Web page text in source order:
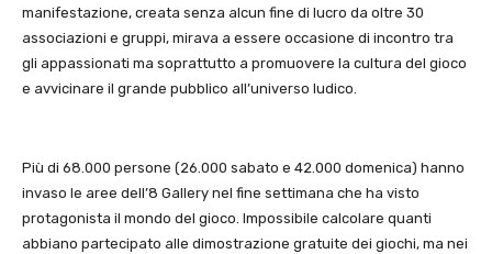
manifestazione, creata senza alcun fine di lucro da oltre 30
associazioni e gruppi, mirava a essere occasione di incontro tra
gli appassionati ma soprattutto a promuovere la cultura del gioco
e avvicinare il grande pubblico all’universo ludico.
Più di 68.000 persone (26.000 sabato e 42.000 domenica) hanno
invaso le aree dell’8 Gallery nel fine settimana che ha visto
protagonista il mondo del gioco. Impossibile calcolare quanti
abbiano partecipato alle dimostrazione gratuite dei giochi, ma nei